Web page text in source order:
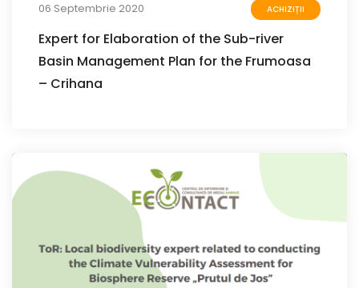
06 Septembrie 2020 ACHIZIȚII
Expert for Elaboration of the Sub-river
Basin Management Plan for the Frumoasa
– Crihana